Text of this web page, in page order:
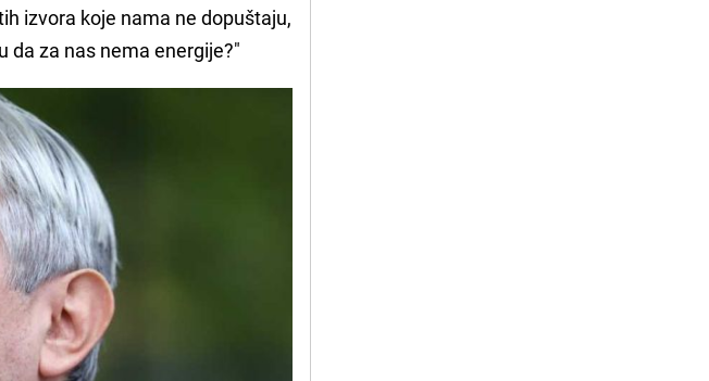
izvora koje nama ne dopuštaju,
da za nas nema energije?"